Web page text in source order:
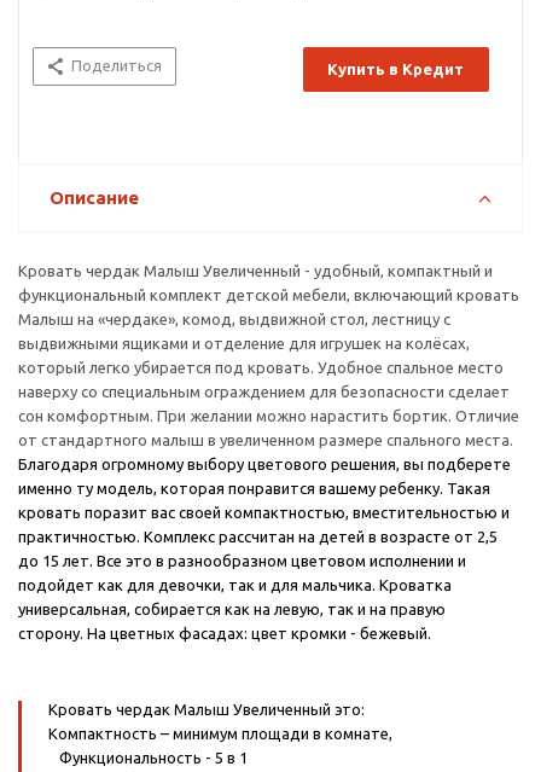
Поделиться Купить в Кредит
Описание
Кровать чердак Малыш Увеличенный - удобный, компактный и
функциональный комплект детской мебели, включающий кровать
Малыш на «чердаке», комод, выдвижной стол, лестницу с
выдвижными ящиками и отделение для игрушек на колёсах,
который легко убирается под кровать. Удобное спальное место
наверху со специальным ограждением для безопасности сделает
сон комфортным. При желании можно нарастить бортик. Отличие
от стандартного малыш в увеличенном размере спального места.
Благодаря огромному выбору цветового решения, вы подберете
именно ту модель, которая понравится вашему ребенку. Такая
кровать поразит вас своей компактностью, вместительностью и
практичностью. Комплекс рассчитан на детей в возрасте от 2,5
до 15 лет. Все это в разнообразном цветовом исполнении и
подойдет как для девочки, так и для мальчика. Кроватка
универсальная, собирается как на левую, так и на правую
сторону. На цветных фасадах: цвет кромки - бежевый.
Кровать чердак Малыш Увеличенный это:
Компактность – минимум площади в комнате,
Функциональность - 5 в 1